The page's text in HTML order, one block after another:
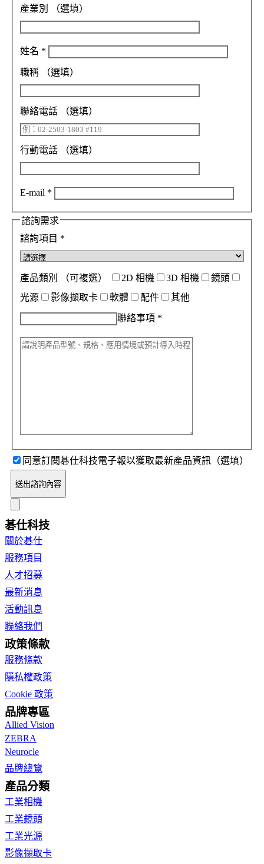
產業別 （選填）
姓名 *
職稱 （選填）
聯絡電話 （選填）
行動電話 （選填）
E-mail *
諮詢需求
諮詢項目 *
產品類別 （可複選） 2D 相機 3D 相機
鏡頭
光源
影像擷取卡 軟體 配件 其他
聯絡事項 *
同意訂閱碁仕科技電子報以獲取最新產品資訊（選填）
送出諮詢內容
碁仕科技
關於碁仕
服務項目
人才招募
最新消息
活動訊息
聯絡我們
政策條款
服務條款
隱私權政策
Cookie 政策
品牌專區
Allied Vision
ZEBRA
Neurocle
品牌總覽
產品分類
工業相機
工業鏡頭
工業光源
影像擷取卡